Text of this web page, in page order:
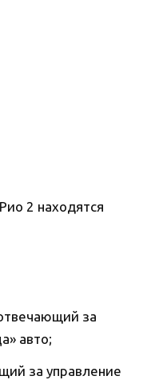
2 находятся
за
авто;
за управление